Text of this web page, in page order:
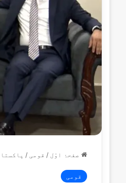
صفحۂ اوّل / قومی /
قومی